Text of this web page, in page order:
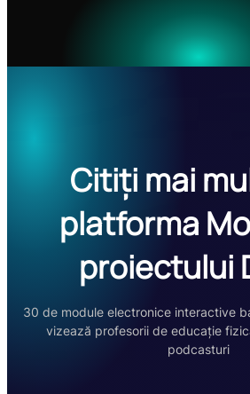
Citiți mai
platforma
proiectului
30 de module electronice interactive
vizează profesorii de educație
podcasturi